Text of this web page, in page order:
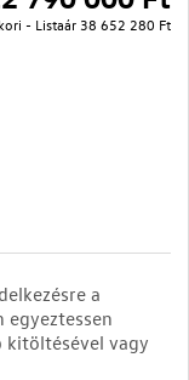
- Listaár 38 652 280 Ft
a
egyeztessen
kitöltésével vagy